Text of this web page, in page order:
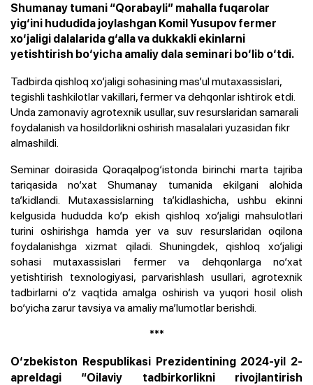
Shumanay tumani “Qorabayli” mahalla fuqarolar
yig‘ini hududida joylashgan Komil Yusupov fermer
xo‘jaligi dalalarida g‘alla va dukkakli ekinlarni
yetishtirish bo‘yicha amaliy dala seminari bo‘lib o‘tdi.
Tadbirda qishloq xo‘jaligi sohasining mas’ul mutaxassislari,
tegishli tashkilotlar vakillari, fermer va dehqonlar ishtirok etdi.
Unda zamonaviy agrotexnik usullar, suv resurslaridan samarali
foydalanish va hosildorlikni oshirish masalalari yuzasidan fikr
almashildi.
Seminar doirasida Qoraqalpog‘istonda birinchi marta tajriba
tariqasida no‘xat Shumanay tumanida ekilgani alohida
ta’kidlandi. Mutaxassislarning ta’kidlashicha, ushbu ekinni
kelgusida hududda ko‘p ekish qishloq xo‘jaligi mahsulotlari
turini oshirishga hamda yer va suv resurslaridan oqilona
foydalanishga xizmat qiladi. Shuningdek, qishloq xo‘jaligi
sohasi mutaxassislari fermer va dehqonlarga no‘xat
yetishtirish texnologiyasi, parvarishlash usullari, agrotexnik
tadbirlarni o‘z vaqtida amalga oshirish va yuqori hosil olish
bo‘yicha zarur tavsiya va amaliy ma’lumotlar berishdi.
***
O‘zbekiston Respublikasi Prezidentining 2024-yil 2-
apreldagi “Oilaviy tadbirkorlikni rivojlantirish